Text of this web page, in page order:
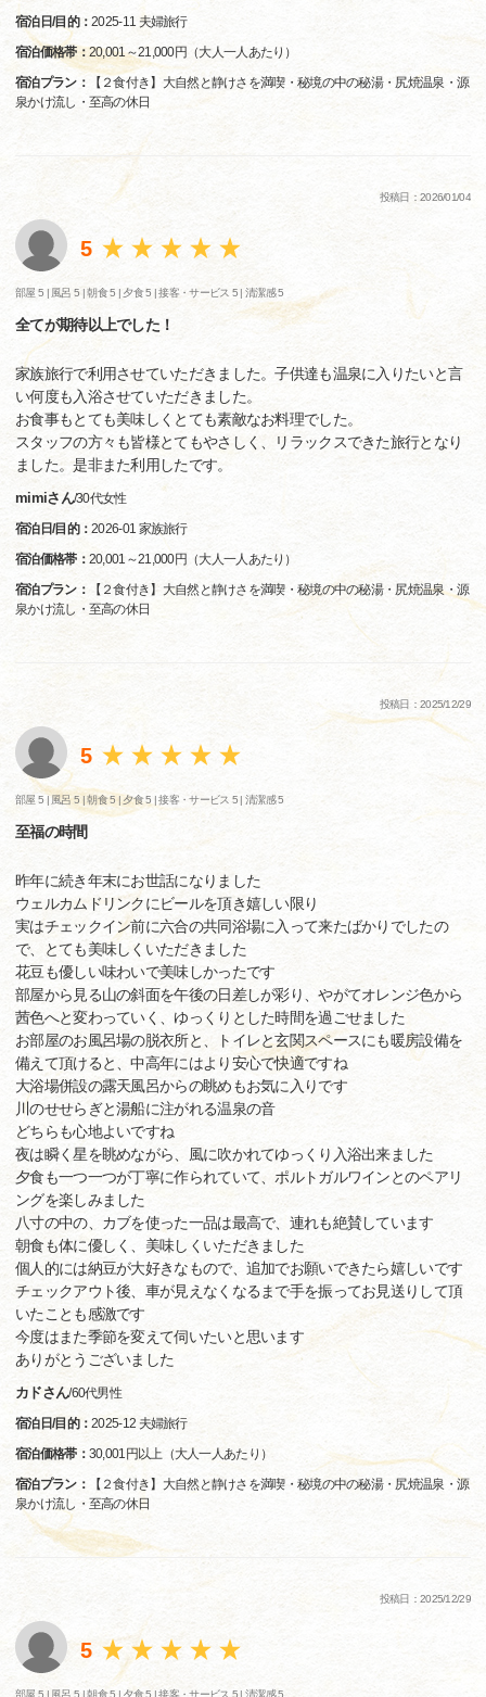
宿泊日/目的：2025-11 夫婦旅行
宿泊価格帯： 20,001～21,000円（大人一人あたり）
宿泊プラン：
【２食付き】大自然と静けさを満喫・秘境の中の秘湯・尻焼温泉・源
泉かけ流し・至高の休日
投稿日：2026/01/04
5
部屋 5 | 風呂 5 |朝食 5 | 夕食 5 |接客・サービス 5 |清潔感 5
全てが期待以上でした！
家族旅行で利用させていただきました。子供達も温泉に入りたいと言
い何度も入浴させていただきました。
お食事もとても美味しくとても素敵なお料理でした。
スタッフの方々も皆様とてもやさしく、リラックスできた旅行となり
ました。是非また利用したです。
mimiさん/30代女性
宿泊日/目的：2026-01 家族旅行
宿泊価格帯： 20,001～21,000円（大人一人あたり）
宿泊プラン：
【２食付き】大自然と静けさを満喫・秘境の中の秘湯・尻焼温泉・源
泉かけ流し・至高の休日
投稿日：2025/12/29
5
部屋 5 |風呂 5 |朝食 5 | 夕食 5 |接客・サービス 5 |清潔感 5
至福の時間
昨年に続き年末にお世話になりました
ウェルカムドリンクにビールを頂き嬉しい限り
実はチェックイン前に六合の共同浴場に入って来たばかりでしたの
で、とても美味しくいただきました
花豆も優しい味わいで美味しかったです
部屋から見る山の斜面を午後の日差しが彩り、やがてオレンジ色から
茜色へと変わっていく、ゆっくりとした時間を過ごせました
お部屋のお風呂場の脱衣所と、トイレと玄関スペースにも暖房設備を
備えて頂けると、中高年にはより安心で快適ですね
大浴場併設の露天風呂からの眺めもお気に入りです
川のせせらぎと湯船に注がれる温泉の音
どちらも心地よいですね
夜は瞬く星を眺めながら、風に吹かれてゆっくり入浴出来ました
夕食も一つ一つが丁寧に作られていて、ポルトガルワインとのペアリ
ングを楽しみました
八寸の中の、カブを使った一品は最高で、連れも絶賛しています
朝食も体に優しく、美味しくいただきました
個人的には納豆が大好きなもので、追加でお願いできたら嬉しいです
チェックアウト後、車が見えなくなるまで手を振ってお見送りして頂
いたことも感激です
今度はまた季節を変えて伺いたいと思います
ありがとうございました
カドさん/60代男性
宿泊日/目的：2025-12 夫婦旅行
宿泊価格帯： 30,001円以上（大人一人あたり）
宿泊プラン：
【２食付き】大自然と静けさを満喫・秘境の中の秘湯・尻焼温泉・源
泉かけ流し・至高の休日
投稿日：2025/12/29
5
部屋 5 | 風呂 5 |朝食 5 | 夕食 5 |接客・サービス 5 |清潔感 5